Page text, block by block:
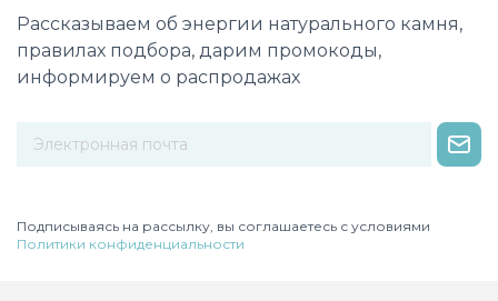
Рассказываем об энергии натурального камня,
правилах подбора, дарим промокоды,
информируем о распродажах
Подписываясь на рассылку, вы соглашаетесь с условиями
Политики конфиденциальности